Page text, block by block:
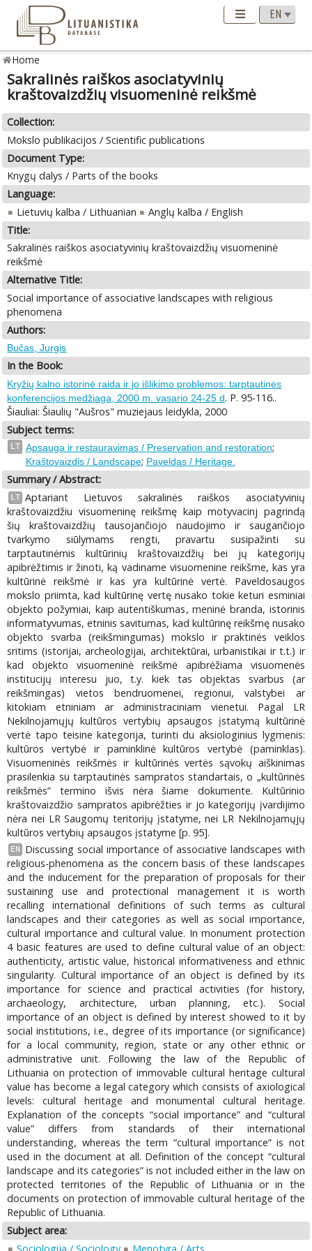
Home
Sakralinės raiškos asociatyvinių
kraštovaizdžių visuomeninė reikšmė
Collection:
Mokslo publikacijos / Scientific publications
Document Type:
Knygų dalys / Parts of the books
Language:
Lietuvių kalba / Lithuanian
Anglų kalba / English
Title:
Sakralinės raiškos asociatyvinių kraštovaizdžių visuomeninė
reikšmė
Alternative Title:
Social importance of associative landscapes with religious
phenomena
Authors:
Bučas, Jurgis
In the Book:
Kryžių kalno istorinė raida ir jo išlikimo problemos: tarptautinės
konferencijos medžiaga, 2000 m. vasario 24-25 d. P. 95-116..
Šiauliai: Šiaulių "Aušros" muziejaus leidykla, 2000
Subject terms:
LT Apsauga ir restauravimas / Preservation and restoration;
Kraštovaizdis / Landscape; Paveldas / Heritage.
Summary / Abstract:
LT Aptariant Lietuvos sakralinės raiškos asociatyvinių
kraštovaizdžiu visuomeninę reikšmę kaip motyvacinj pagrindą
šių kraštovaizdžių tausojančiojo naudojimo ir saugančiojo
tvarkymo siūlymams rengti, pravartu susipažinti su
tarptautinėmis kultūrinių kraštovaizdžių bei jų kategorijų
apibrėžtimis ir žinoti, ką vadiname visuomenine reikšme, kas yra
kultūrinė reikšmė ir kas yra kultūrinė vertė. Paveldosaugos
mokslo priimta, kad kultūrinę vertę nusako tokie keturi esminiai
objekto požymiai, kaip autentiškumas, meninė branda, istorinis
informatyvumas, etninis savitumas, kad kultūrinę reikšmę nusako
objekto svarba (reikšmingumas) mokslo ir praktinės veiklos
sritims (istorijai, archeologijai, architektūrai, urbanistikai ir t.t.) ir
kad objekto visuomeninė reikšmė apibrėžiama visuomenės
institucijų interesu juo, t.y. kiek tas objektas svarbus (ar
reikšmingas) vietos bendruomenei, regionui, valstybei ar
kitokiam etniniam ar administraciniam vienetui. Pagal LR
Nekilnojamųjų kultūros vertybių apsaugos įstatymą kultūrinė
vertė tapo teisine kategorija, turinti du aksiologinius lygmenis:
kultūros vertybė ir paminklinė kultūros vertybė (paminklas).
Visuomeninės reikšmės ir kultūrinės vertės sąvokų aiškinimas
prasilenkia su tarptautinės sampratos standartais, o „kultūrinės
reikšmės” termino išvis nėra šiame dokumente. Kultūrinio
kraštovaizdžio sampratos apibrėžties ir jo kategorijų įvardijimo
nėra nei LR Saugomų teritorijų įstatyme, nei LR Nekilnojamųjų
kultūros vertybių apsaugos įstatyme [p. 95].
EN
Discussing social importance of associative landscapes with
religious-phenomena as the concern basis of these landscapes
and the inducement for the preparation of proposals for their
sustaining use and protectional management it is worth
recalling international definitions of such terms as cultural
landscapes and their categories as well as social importance,
cultural importance and cultural value. In monument protection
4 basic features are used to define cultural value of an object:
authenticity, artistic value, historical informativeness and ethnic
singularity. Cultural importance of an object is defined by its
importance for science and practical activities (for history,
archaeology, architecture, urban planning, etc.). Social
importance of an object is defined by interest showed to it by
social institutions, i.e., degree of its importance (or significance)
for a local community, region, state or any other ethnic or
administrative unit. Following the law of the Republic of
Lithuania on protection of immovable cultural heritage cultural
value has become a legal category which consists of axiological
levels: cultural heritage and monumental cultural heritage.
Explanation of the concepts “social importance” and “cultural
value” differs from standards of their international
understanding, whereas the term “cultural importance” is not
used in the document at all. Definition of the concept “cultural
landscape and its categories” is not included either in the law on
protected territories of the Republic of Lithuania or in the
documents on protection of immovable cultural heritage of the
Republic of Lithuania.
Subject area: